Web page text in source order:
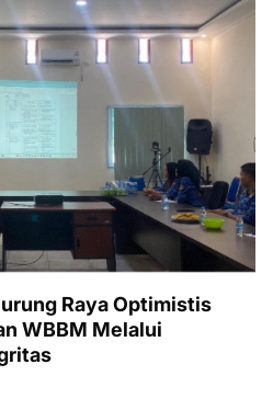
Raya Optimistis
WBBM Melalui